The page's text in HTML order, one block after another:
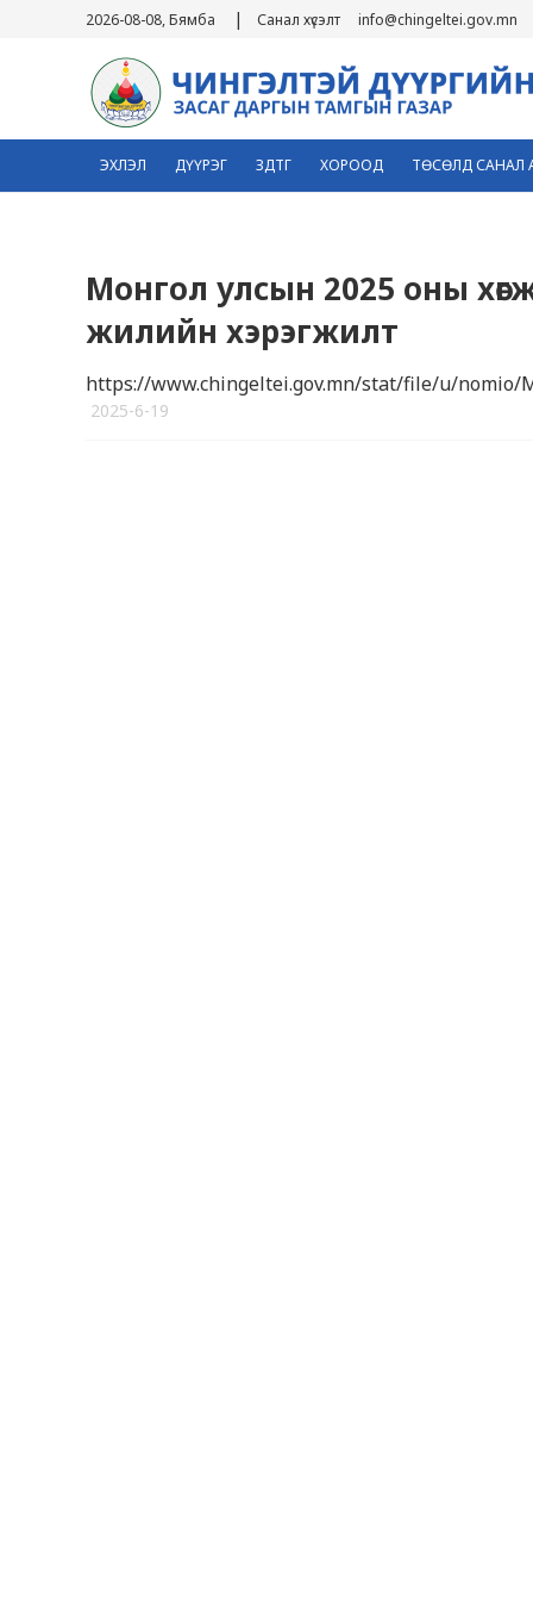
2026-08-08, Бямба | Санал хүсэлт info@chingeltei.gov.mn
ЭХЛЭЛ ДҮҮРЭГ ЗДТГ ХОРООД ТӨСӨЛД САНАЛ
Монгол улсын 2025 оны
жилийн хэрэгжилт
https://www.chingeltei.gov.mn/stat/file/u/nomio/МУ
2025-6-19